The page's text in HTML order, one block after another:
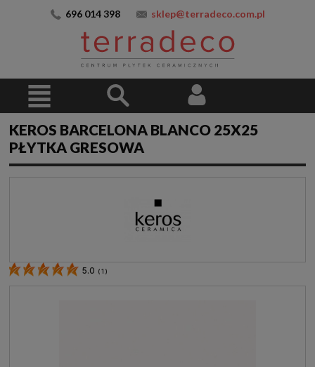
696 014 398 sklep@terradeco.com.pl
KEROS BARCELONA BLANCO 25X25
PŁYTKA GRESOWA
5.0 ( 1 )